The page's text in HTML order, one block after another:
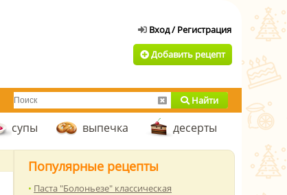
Добавить рецепт
Найти
супы выпечка десерты
Популярные рецепты
Паста "Болоньезе" классическая